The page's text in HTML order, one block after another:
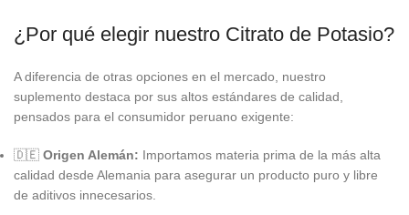
¿Por qué elegir nuestro Citrato de Potasio?
A diferencia de otras opciones en el mercado, nuestro
suplemento destaca por sus altos estándares de calidad,
pensados para el consumidor peruano exigente:
🇩🇪 Origen Alemán: Importamos materia prima de la más alta
calidad desde Alemania para asegurar un producto puro y libre
de aditivos innecesarios.